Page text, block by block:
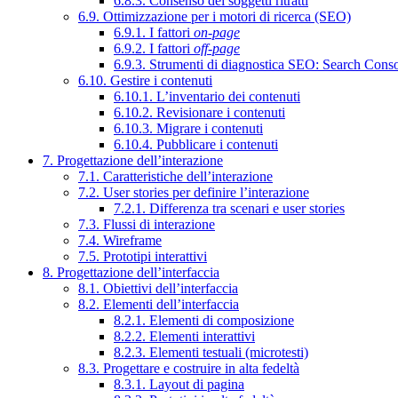
6.9. Ottimizzazione per i motori di ricerca (SEO)
6.9.1. I fattori on-page
6.9.2. I fattori off-page
6.9.3. Strumenti di diagnostica SEO: Search
6.10. Gestire i contenuti
6.10.1. L’inventario dei contenuti
6.10.2. Revisionare i contenuti
6.10.3. Migrare i contenuti
6.10.4. Pubblicare i contenuti
7. Progettazione dell’interazione
7.1. Caratteristiche dell’interazione
7.2. User stories per definire l’interazione
7.2.1. Differenza tra scenari e user stories
7.3. Flussi di interazione
7.4. Wireframe
7.5. Prototipi interattivi
8. Progettazione dell’interfaccia
8.1. Obiettivi dell’interfaccia
8.2. Elementi dell’interfaccia
8.2.1. Elementi di composizione
8.2.2. Elementi interattivi
8.2.3. Elementi testuali (microtesti)
8.3. Progettare e costruire in alta fedeltà
8.3.1. Layout di pagina